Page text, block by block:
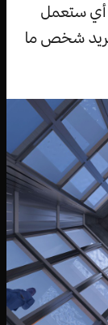
أي ستعمل
يريد شخص ما